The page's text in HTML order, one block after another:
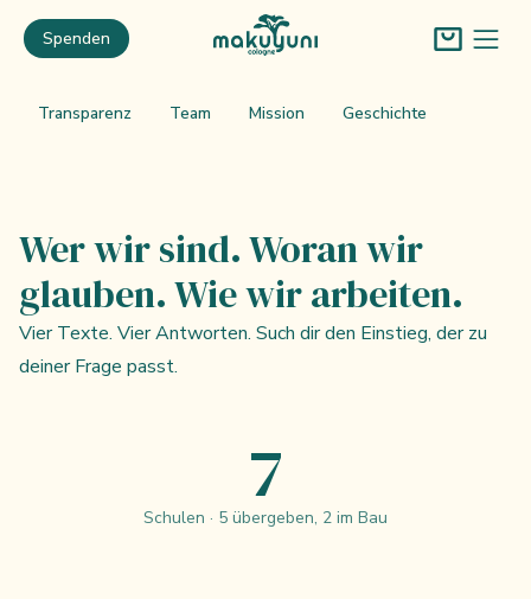
Spenden schließen
Transparenz Team Mission Geschichte
Wer wir sind. Woran wir
glauben. Wie wir arbeiten.
Vier Texte. Vier Antworten. Such dir den Einstieg, der zu
deiner Frage passt.
7
Schulen · 5 übergeben, 2 im Bau